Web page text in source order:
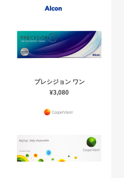
プレシジョン ワン
¥3,080